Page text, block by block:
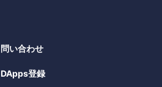
問い合わせ
DApps登録